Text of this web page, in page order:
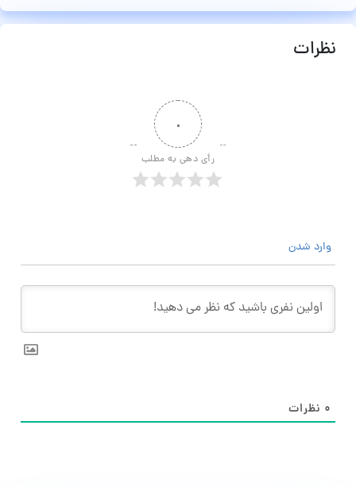
نظرات
۰
رأی دهی به مطلب
وارد شدن
۰ نظرات